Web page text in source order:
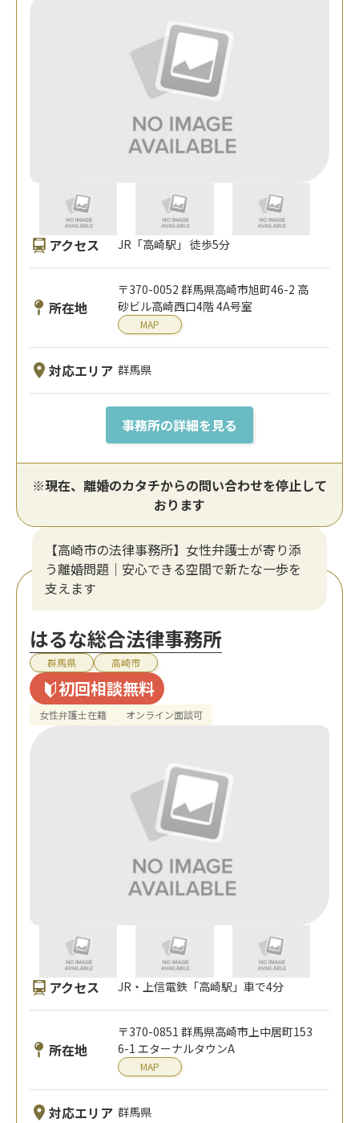
アクセス JR「高崎駅」 徒歩5分
所在地
〒370-0052 群馬県高崎市旭町46-2 高
砂ビル高崎西口4階 4A号室
MAP
対応エリア 群馬県
事務所の詳細を見る
※現在、離婚のカタチからの問い合わせを停止して
おります
【高崎市の法律事務所】女性弁護士が寄り添
う離婚問題｜安心できる空間で新たな一歩を
支えます
はるな総合法律事務所
群馬県 高崎市
初回相談無料
女性弁護士在籍 オンライン面談可
アクセス JR・上信電鉄「高崎駅」車で4分
所在地
〒370-0851 群馬県高崎市上中居町153
6-1 エターナルタウンA
MAP
対応エリア 群馬県